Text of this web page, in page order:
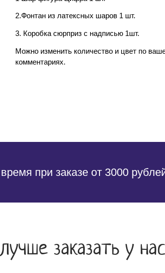
2.Фонтан из латексных шаров 1 шт.
3. Коробка сюрприз с надписью 1шт.
Можно изменить количество и цвет по
комментариях.
при заказе от 3000
заказать у